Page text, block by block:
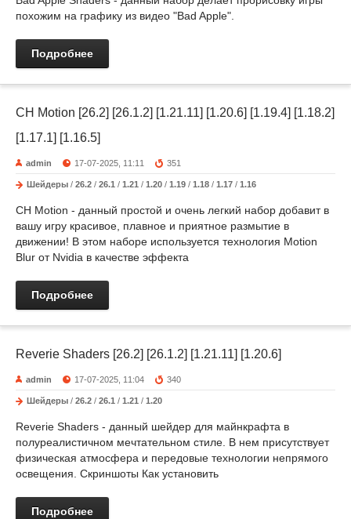
похожим на графику из видео "Bad Apple".
Подробнее
CH Motion [26.2] [26.1.2] [1.21.11] [1.20.6] [1.19.4] [1.18.2]
[1.17.1] [1.16.5]
admin 17-07-2025, 11:11 351
Шейдеры / 26.2 / 26.1 / 1.21 / 1.20 / 1.19 / 1.18 / 1.17 / 1.16
CH Motion - данный простой и очень легкий набор добавит в
вашу игру красивое, плавное и приятное размытие в
движении! В этом наборе используется технология Motion
Blur от Nvidia в качестве эффекта
Подробнее
Reverie Shaders [26.2] [26.1.2] [1.21.11] [1.20.6]
admin 17-07-2025, 11:04 340
Шейдеры / 26.2 / 26.1 / 1.21 / 1.20
Reverie Shaders - данный шейдер для майнкрафта в
полуреалистичном мечтательном стиле. В нем присутствует
физическая атмосфера и передовые технологии непрямого
освещения. Скриншоты Как установить
Подробнее